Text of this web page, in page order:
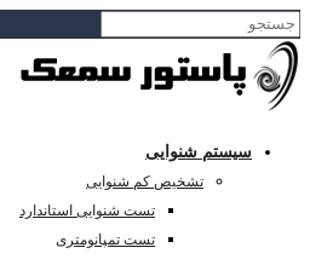
سیستم شنوایی
تشخیص کم شنوایی
تست شنوایی استاندارد
تست تمپانومتری